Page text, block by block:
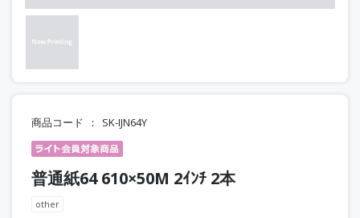
商品コード SK-IJN64Y
普通紙64 610×50M 2ｲﾝﾁ 2本
other